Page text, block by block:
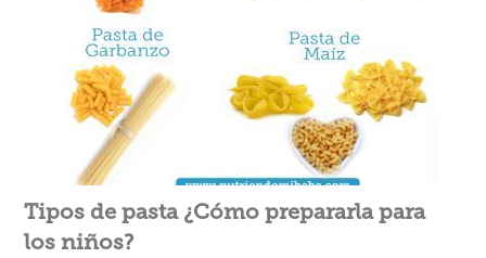
Tipos de pasta ¿Cómo prepararla para
los niños?